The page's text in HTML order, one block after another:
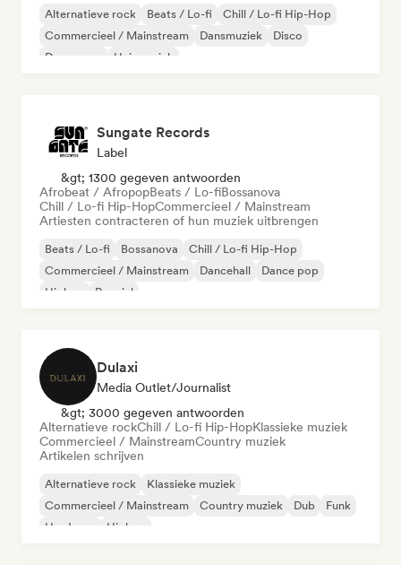
Alternatieve rock Beats / Lo-fi
Chill / Lo-fi Hip-Hop
Commercieel / Mainstream
Dansmuziek
Disco
Droompop
Huismuziek
Sungate Records
Label
&gt; 1300 gegeven antwoorden
Afrobeat / AfropopBeats / Lo-fiBossanova
Chill / Lo-fi Hip-HopCommercieel / Mainstream
Artiesten contracteren of hun muziek uitbrengen
Beats / Lo-fi Bossanova
Chill / Lo-fi Hip-Hop
Commercieel / Mainstream
Dancehall
Dance pop
Hiphop
Popziel
Dulaxi
Media Outlet/Journalist
&gt; 3000 gegeven antwoorden
Alternatieve rockChill / Lo-fi Hip-HopKlassieke muziek
Commercieel / MainstreamCountry muziek
Artikelen schrijven
Alternatieve rock
Klassieke muziek
Commercieel / Mainstream
Country muziek Dub
Funk
Hardcore
Hiphop